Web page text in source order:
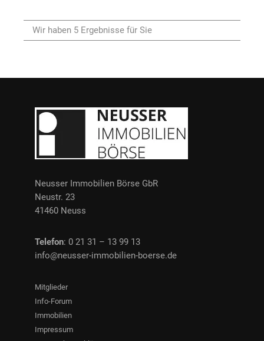
Wir haben 5 Ergebnisse für Sie
Neusser Immobilien Börse GbR
Neustr. 23
41460 Neuss
Telefon: 0 21 31 – 13 99 13
info@neusser-immobilien-boerse.de
Mitglieder
Info-Forum
Immobilien
Impressum